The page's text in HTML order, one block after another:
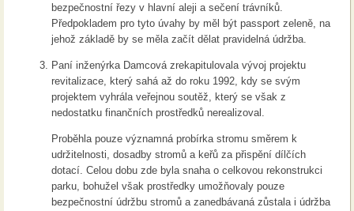
bezpečnostní řezy v hlavní aleji a sečení trávníků.
Předpokladem pro tyto úvahy by měl být passport zeleně, na
jehož základě by se měla začít dělat pravidelná údržba.
Paní inženýrka Damcová zrekapitulovala vývoj projektu
revitalizace, který sahá až do roku 1992, kdy se svým
projektem vyhrála veřejnou soutěž, který se však z
nedostatku finančních prostředků nerealizoval.
Proběhla pouze významná probírka stromu směrem k
udržitelnosti, dosadby stromů a keřů za přispění dílčích
dotací. Celou dobu zde byla snaha o celkovou rekonstrukci
parku, bohužel však prostředky umožňovaly pouze
bezpečnostní údržbu stromů a zanedbávaná zůstala i údržba